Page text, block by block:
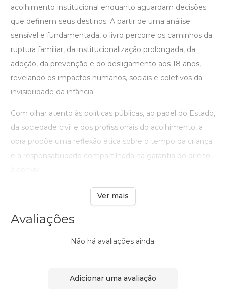
acolhimento institucional enquanto aguardam decisões
que definem seus destinos. A partir de uma análise
sensível e fundamentada, o livro percorre os caminhos da
ruptura familiar, da institucionalização prolongada, da
adoção, da prevenção e do desligamento aos 18 anos,
revelando os impactos humanos, sociais e coletivos da
invisibilidade da infância.
Com olhar atento às políticas públicas, ao papel do Estado,
da sociedade civil e dos profissionais do acolhimento, a
obra propõe uma reflexão ética sobre o tempo da criança
e a responsabilidade compartilhada na garantia do direito
Ver mais
Avaliações
Não há avaliações ainda.
Adicionar uma avaliação